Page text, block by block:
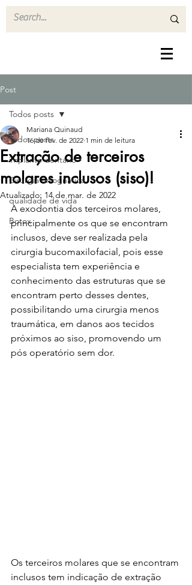
Post
Todos posts
implante dentário
Cirurgia ortognática
qualidade de vida
Botox
Todos posts
Extração de terceiros
molares inclusos (siso)!
Mariana Quinaud
16 de fev. de 2022 1 min de leitura
Atualizado: 14 de mar. de 2022
A exodontia dos terceiros molares,
principalmente os que se encontram
inclusos, deve ser realizada pela
cirurgia bucomaxilofacial, pois esse
especialista tem experiência e
conhecimento das estruturas que se
encontram perto desses dentes,
possibilitando uma cirurgia menos
traumática, em danos aos tecidos
próximos ao siso, promovendo um
pós operatório sem dor.
Os terceiros molares que se encontram
inclusos tem indicação de extração